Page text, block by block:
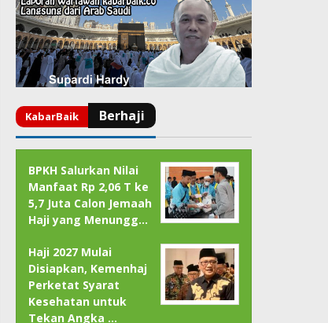
BPKH Salurkan Nilai
Manfaat Rp 2,06 T ke
5,7 Juta Calon Jemaah
Haji yang Menungg…
Haji 2027 Mulai
Disiapkan, Kemenhaj
Perketat Syarat
Kesehatan untuk
Tekan Angka …